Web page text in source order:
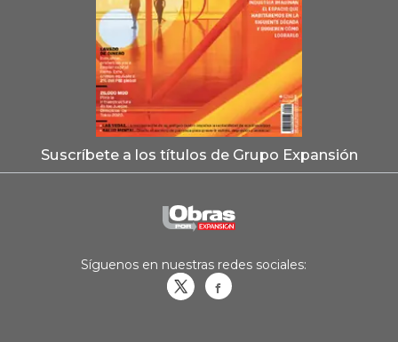
Suscríbete a los títulos de Grupo Expansión
Síguenos en nuestras redes sociales: